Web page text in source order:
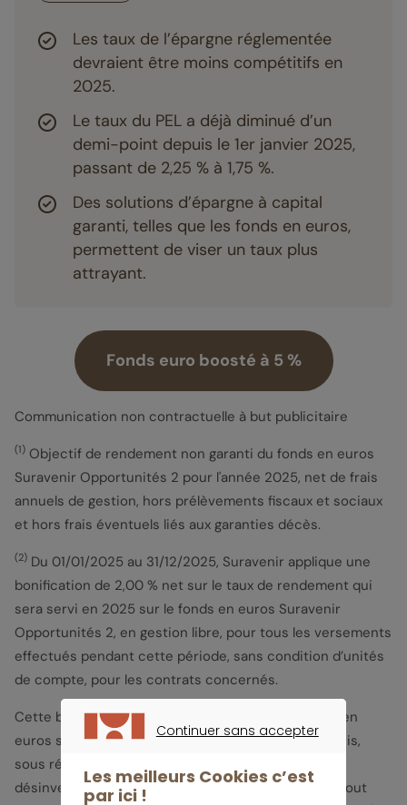
Les taux de l’épargne réglementée
devraient être moins compétitifs en
2025.
Le taux du PEL a déjà diminué d’un
demi-point depuis le 1er janvier 2025,
passant de 2,25 % à 1,75 %.
Des solutions d’épargne à capital
garanti, telles que les fonds en euros,
permettent de viser un taux plus
attrayant.
Fonds euro boosté à 5 %
Communication non contractuelle à but publicitaire
(1) Objectif de rendement non garanti du fonds en euros
Suravenir Opportunités 2 pour l'année 2025, net de frais
annuels de gestion, hors prélèvements fiscaux et sociaux
et hors frais éventuels liés aux garanties décès.
(2) Du 01/01/2025 au 31/12/2025, Suravenir applique une
bonification de 2,00 % net sur le taux de rendement qui
sera servi en 2025 sur le fonds en euros Suravenir
Opportunités 2, en gestion libre, pour tous les versements
effectués pendant cette période, sans condition d’unités
de compte, pour les contrats concernés.
Cette bonification du taux de rendement du fonds en
euros sera appliquée au 31/12/2025, prorata temporis,
sous réserve de l’absence d’opérations de
désinvestissement (arbitrage ou rachat) en 2025. Tout
Continuer sans accepter
Les meilleurs Cookies c’est
par ici !